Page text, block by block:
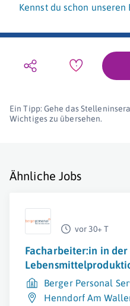
Kennst du schon
Ein Tipp: Gehe das
Wichtiges zu übersehen.
Ähnliche Jobs
vor 30+ T
Facharbeiter:in in der
Berger Personal
Henndorf Am